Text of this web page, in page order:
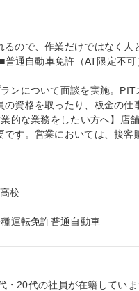
ので、作業だけではなく人
通自動車免許（AT限定不
ンについて面談を実施。
の資格を取ったり、板金の
的な業務をしたい方へ】店
す。営業においては、接客
校
運転免許普通自動車
20代の社員が在籍していま